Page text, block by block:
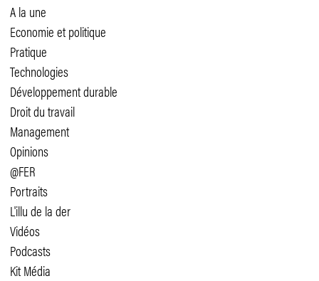
A la une
Economie et politique
Pratique
Technologies
Développement durable
Droit du travail
Management
Opinions
@FER
Portraits
L'illu de la der
Vidéos
Podcasts
Kit Média